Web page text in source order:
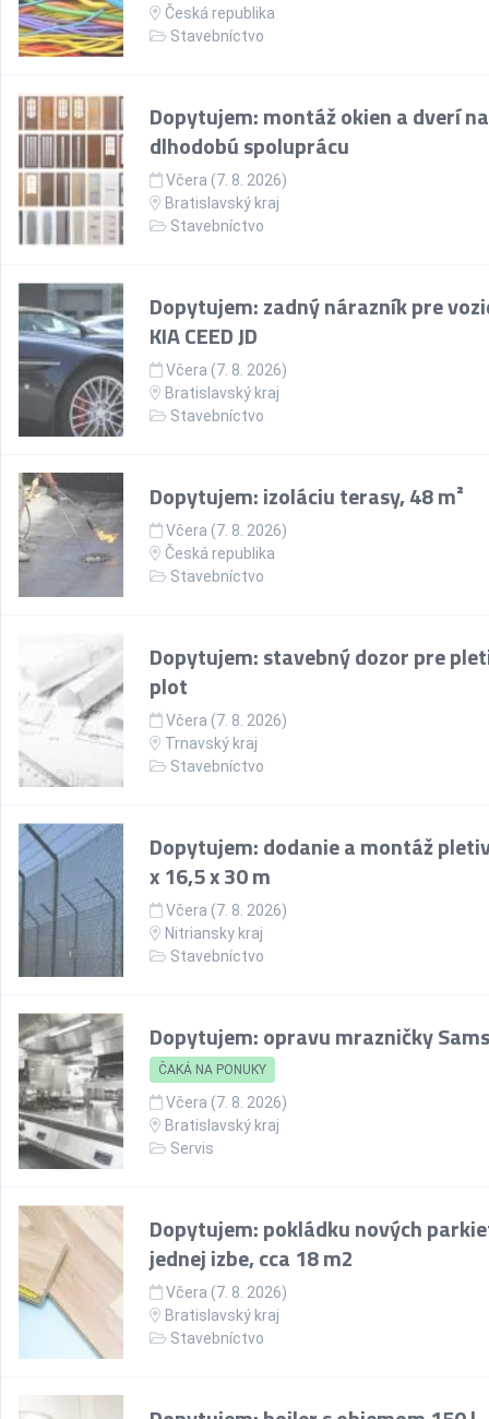
Česká republika
Stavebníctvo
Dopytujem: montáž okien a dverí na
dlhodobú spoluprácu
Včera (7. 8. 2026)
Bratislavský kraj
Stavebníctvo
Dopytujem: zadný nárazník pre
KIA CEED JD
Včera (7. 8. 2026)
Bratislavský kraj
Stavebníctvo
Dopytujem: izoláciu terasy, 48 m²
Včera (7. 8. 2026)
Česká republika
Stavebníctvo
Dopytujem: stavebný dozor pre
plot
Včera (7. 8. 2026)
Trnavský kraj
Stavebníctvo
Dopytujem: dodanie a montáž
x 16,5 x 30 m
Včera (7. 8. 2026)
Nitriansky kraj
Stavebníctvo
Dopytujem: opravu mrazničky
ČAKÁ NA PONUKY
Včera (7. 8. 2026)
Bratislavský kraj
Servis
Dopytujem: pokládku nových
jednej izbe, cca 18 m2
Včera (7. 8. 2026)
Bratislavský kraj
Stavebníctvo